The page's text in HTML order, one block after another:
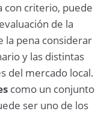
con criterio, puede
de la
la pena considerar
y las distintas
del mercado local.
como un conjunto
ser uno de los